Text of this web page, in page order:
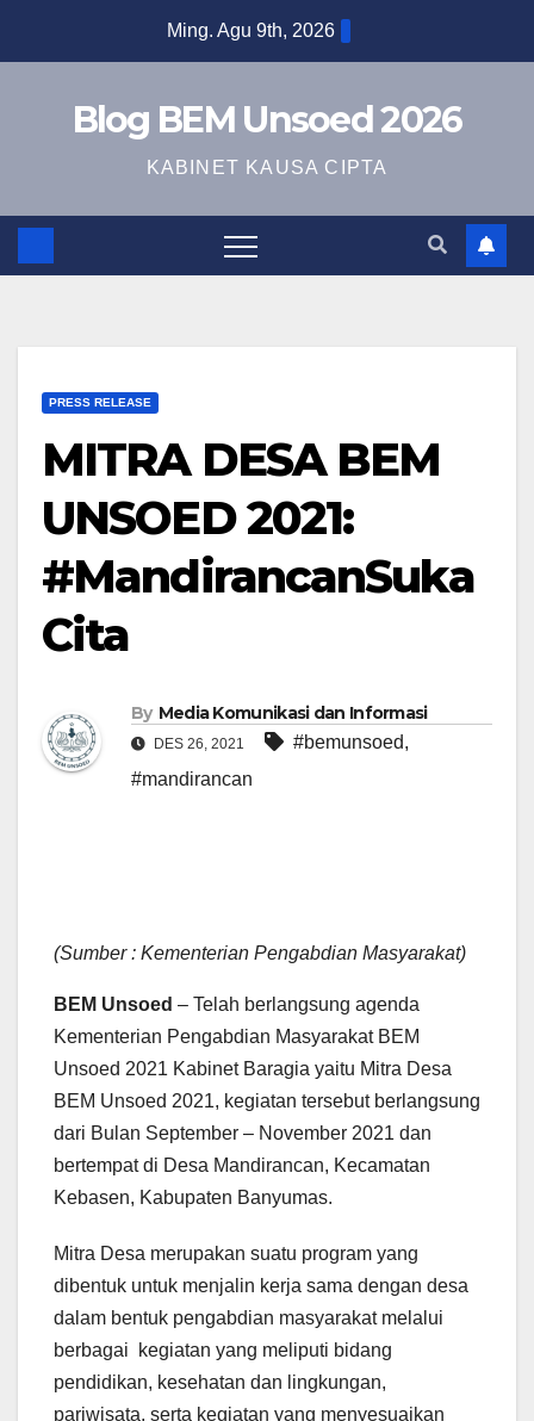
Ming. Agu 9th, 2026
Blog BEM Unsoed 2026
KABINET KAUSA CIPTA
PRESS RELEASE
MITRA DESA BEM
UNSOED 2021:
#MandirancanSuka
Cita
By Media Komunikasi dan Informasi
DES 26, 2021 #bemunsoed,
#mandirancan
(Sumber : Kementerian Pengabdian Masyarakat)
BEM Unsoed – Telah berlangsung agenda
Kementerian Pengabdian Masyarakat BEM
Unsoed 2021 Kabinet Baragia yaitu Mitra Desa
BEM Unsoed 2021, kegiatan tersebut berlangsung
dari Bulan September – November 2021 dan
bertempat di Desa Mandirancan, Kecamatan
Kebasen, Kabupaten Banyumas.
Mitra Desa merupakan suatu program yang
dibentuk untuk menjalin kerja sama dengan desa
dalam bentuk pengabdian masyarakat melalui
berbagai kegiatan yang meliputi bidang
pendidikan, kesehatan dan lingkungan,
pariwisata, serta kegiatan yang menyesuaikan